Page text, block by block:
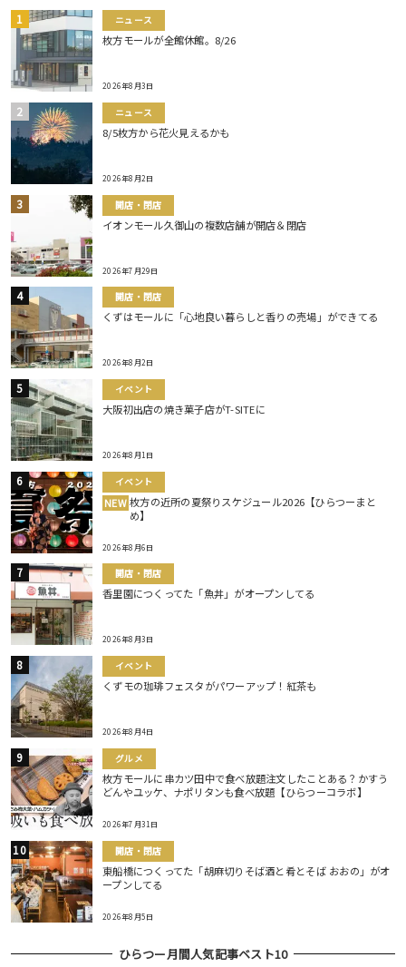
ニュース
枚方モールが全館休館。8/26
2026年8月3日
ニュース
8/5枚方から花火見えるかも
2026年8月2日
開店・閉店
イオンモール久御山の複数店舗が開店＆閉店
2026年7月29日
開店・閉店
くずはモールに「心地良い暮らしと香りの売場」ができてる
2026年8月2日
イベント
大阪初出店の焼き菓子店がT-SITEに
2026年8月1日
イベント
NEW 枚方の近所の夏祭りスケジュール2026【ひらつーまと
め】
2026年8月6日
開店・閉店
香里園につくってた「魚丼」がオープンしてる
2026年8月3日
イベント
くずモの珈琲フェスタがパワーアップ！紅茶も
2026年8月4日
グルメ
枚方モールに串カツ田中で食べ放題注文したことある？かすう
どんやユッケ、ナポリタンも食べ放題【ひらつーコラボ】
2026年7月31日
開店・閉店
東船橋につくってた「胡麻切りそば酒と肴とそば おおの」がオ
ープンしてる
2026年8月5日
ひらつー月間人気記事ベスト10